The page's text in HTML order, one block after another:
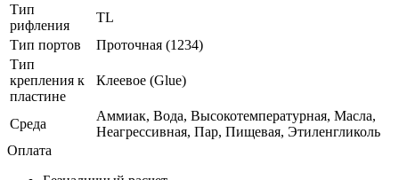
Тип
рифления
ТL
Тип портов
Проточная (1234)
Тип
крепления к
пластине
Клеевое (Glue)
Среда
Аммиак, Вода, Высокотемпературная, Масла,
Неагрессивная, Пар, Пищевая, Этиленгликоль
Оплата